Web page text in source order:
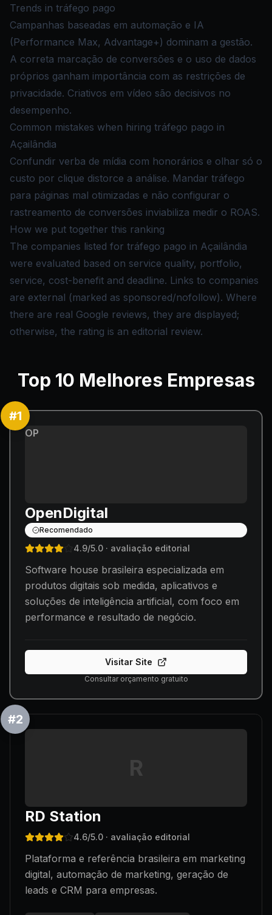
Trends in tráfego pago
Campanhas baseadas em automação e IA
(Performance Max, Advantage+) dominam a gestão.
A correta marcação de conversões e o uso de dados
próprios ganham importância com as restrições de
privacidade. Criativos em vídeo são decisivos no
desempenho.
Common mistakes when hiring tráfego pago in
Açailândia
Confundir verba de mídia com honorários e olhar só o
custo por clique distorce a análise. Mandar tráfego
para páginas mal otimizadas e não configurar o
rastreamento de conversões inviabiliza medir o ROAS.
How we put together this ranking
The companies listed for tráfego pago in Açailândia
were evaluated based on service quality, portfolio,
service, cost-benefit and deadline. Links to companies
are external (marked as sponsored/nofollow). Where
there are real Google reviews, they are displayed;
otherwise, the rating is an editorial review.
Top 10 Melhores Empresas
#1
OP
OpenDigital
Recomendado
4.9/5.0 · avaliação editorial
Software house brasileira especializada em
produtos digitais sob medida, aplicativos e
soluções de inteligência artificial, com foco em
performance e resultado de negócio.
Visitar Site
Consultar orçamento gratuito
#2
R
RD Station
4.6/5.0 · avaliação editorial
Plataforma e referência brasileira em marketing
digital, automação de marketing, geração de
leads e CRM para empresas.